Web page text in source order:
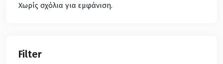
Χωρίς σχόλια για εμφάνιση.
Filter